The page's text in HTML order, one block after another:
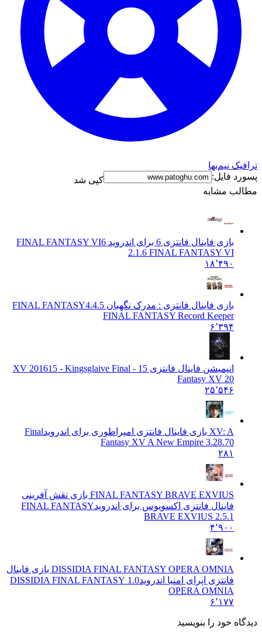
ترافیک نیم‌بها
پسورد فایل:
کپی شد
مطالب مشابه
بازی فاینال فانتزی 6 برای اندروید FINAL FANTASY VI
6
2.1.6 FINAL FANTASY VI
۱۸٬۴۹۰
بازی فاینال فانتزی : مدرک نگهبان FINAL FANTASY 4.4.5
FINAL FANTASY Record Keeper
۶٬۳۹۴
انیمیشن فاینال فانتزی 15 - XV 2016
15 - Kingsglaive Final
Fantasy XV 20
۲۵٬۵۴۶
XV: A بازی فاینال فانتزی امپراطوری برای اندروید
Final
Fantasy XV A New Empire 3.28.70
۲۸۱
FINAL FANTASY BRAVE EXVIUS بازی نقش آفرینی
فاینال فانتزی اکسویوس برای اندرویدFINAL FANTASY
BRAVE EXVIUS 2.5.1
۴٬۹۰۰
DISSIDIA FINAL FANTASY OPERA OMNIA بازی فاینال
فانتزی اپرای امنیا اندروید
1.0 DISSIDIA FINAL FANTASY
OPERA OMNIA
۶٬۱۷۷
دیدگاه خود را بنویسید